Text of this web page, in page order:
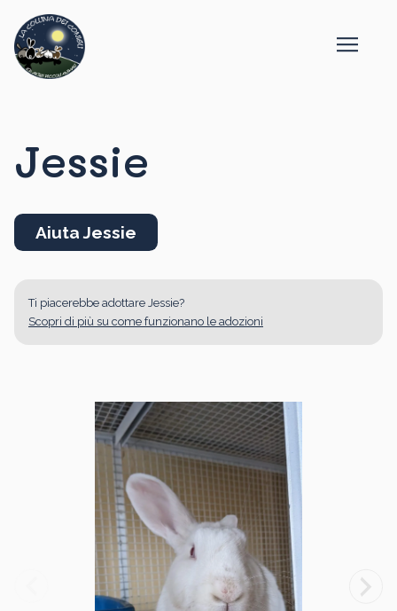
Jessie
Aiuta Jessie
Ti piacerebbe adottare Jessie?
Scopri di più su come funzionano le adozioni